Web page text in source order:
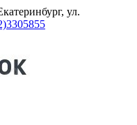
ул.